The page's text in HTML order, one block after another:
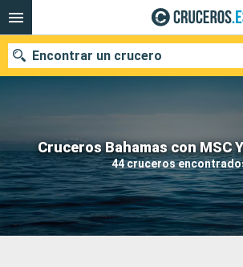
Cruceros Bahamas con MSC
44 cruceros
Encontrar un crucero
Nuestros destinos
Fecha de salida
Puertos